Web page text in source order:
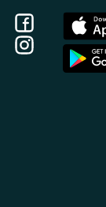
Facebook
Instagram
App
Store
App
Store